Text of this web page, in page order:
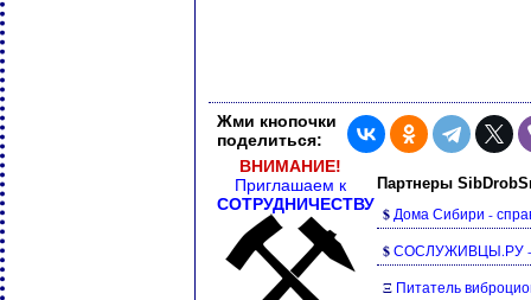
Жми кнопочки
поделиться:
ВНИМАНИЕ!
Приглашаем к
СОТРУДНИЧЕСТВУ
Партнеры
$ Дома Сибири -
$ СОСЛУЖИВЦЫ.РУ -
Ξ Питатель